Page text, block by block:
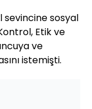
sevincine sosyal
Etik ve
ve
istemişti.